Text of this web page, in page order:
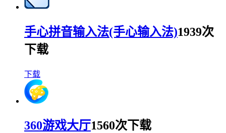
手心拼音输入法(手心输入法)1939次
下载
下载
360游戏大厅1560次下载